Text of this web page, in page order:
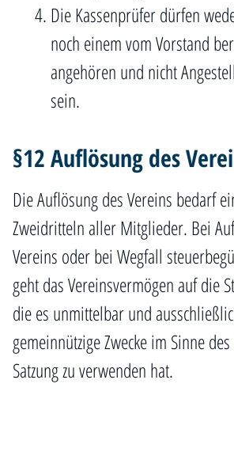
Die Kassenprüfer dürfen
noch einem vom Vorstand
angehören und nicht
sein.
§12 Auflösung des
Die Auflösung des Vereins bedarf
Zweidritteln aller Mitglieder. Bei
Vereins oder bei Wegfall
geht das Vereinsvermögen auf die
die es unmittelbar und
gemeinnützige Zwecke im Sinne
Satzung zu verwenden hat.